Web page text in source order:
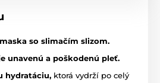
so slimačím slizom.
unavenú a poškodenú pleť.
hydratáciu, ktorá vydrží po celý